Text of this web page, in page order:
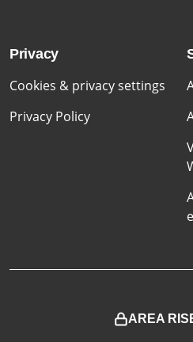
Privacy
Cookies & privacy settings
Privacy Policy
AREA